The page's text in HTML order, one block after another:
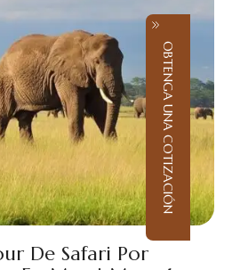
De Safari Por
OBTENGA UNA COTIZACIÓN